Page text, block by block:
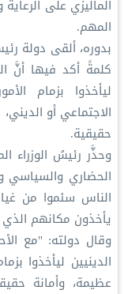
الماليزي على
المهم.
بدوره، ألقى دولة
كلمةً أكد فيها أنَّ
ليأخذوا بزمام
الاجتماعي أو
حقيقية.
وحذَّر رئيسُ الوزراء
الحضاري والسياسي
الناس سئموا من
يأخذون مكانهم الذي
وقال دولته: "مع
الدينيين ليأخذوا
عظيمة، وأمانة